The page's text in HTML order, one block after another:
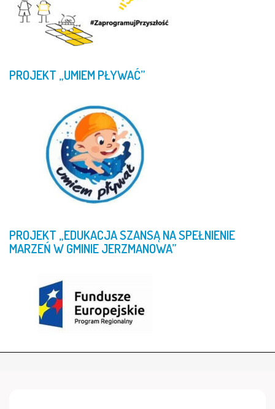
PROJEKT „UMIEMPŁYWAĆ”
PROJEKT „EDUKACJASZANSĄNASPEŁNIENIE
MARZEŃWGMINIEJERZMANOWA”